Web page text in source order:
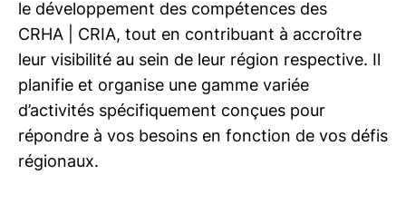
Saguenay-Lac-Saint-Jean
le développement des compétences des
CRHA | CRIA, tout en contribuant à accroître
leur visibilité au sein de leur région respective. Il
planifie et organise une gamme variée
d’activités spécifiquement conçues pour
répondre à vos besoins en fonction de vos défis
régionaux.